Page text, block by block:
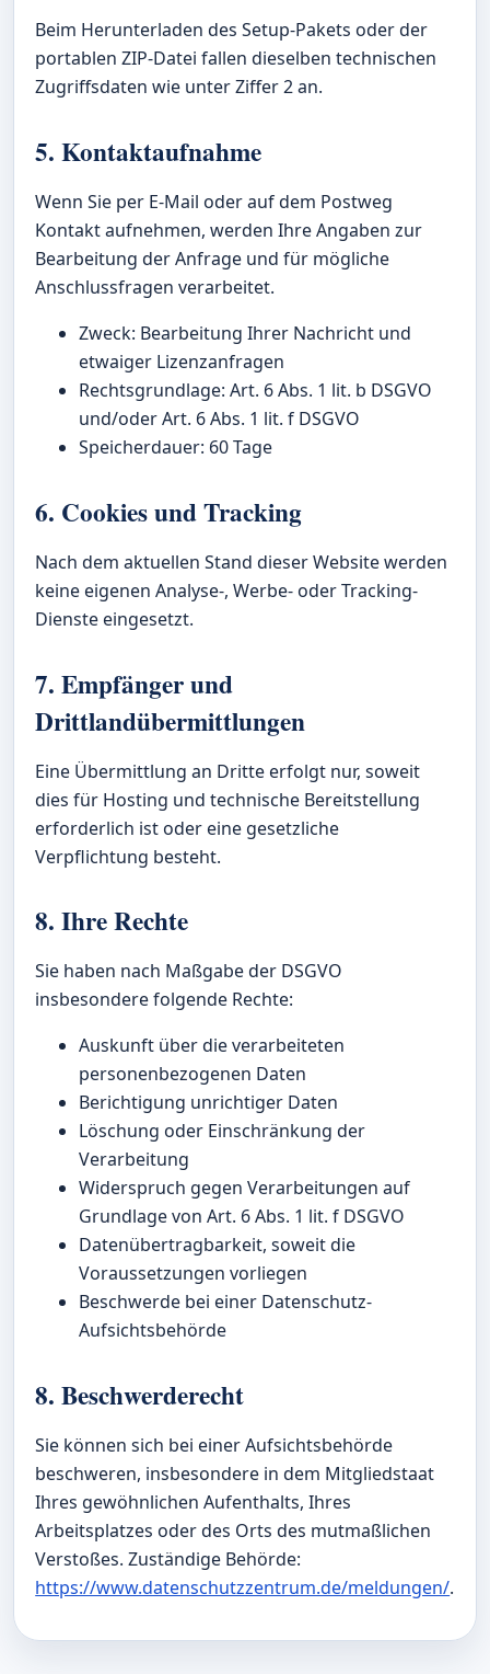
Beim Herunterladen des Setup-Pakets oder der
portablen ZIP-Datei fallen dieselben technischen
Zugriffsdaten wie unter Ziffer 2 an.
5. Kontaktaufnahme
Wenn Sie per E-Mail oder auf dem Postweg
Kontakt aufnehmen, werden Ihre Angaben zur
Bearbeitung der Anfrage und für mögliche
Anschlussfragen verarbeitet.
Zweck: Bearbeitung Ihrer Nachricht und
etwaiger Lizenzanfragen
Rechtsgrundlage: Art. 6 Abs. 1 lit. b DSGVO
und/oder Art. 6 Abs. 1 lit. f DSGVO
Speicherdauer: 60 Tage
6. Cookies und Tracking
Nach dem aktuellen Stand dieser Website werden
keine eigenen Analyse-, Werbe- oder Tracking-
Dienste eingesetzt.
7. Empfänger und
Drittlandübermittlungen
Eine Übermittlung an Dritte erfolgt nur, soweit
dies für Hosting und technische Bereitstellung
erforderlich ist oder eine gesetzliche
Verpflichtung besteht.
8. Ihre Rechte
Sie haben nach Maßgabe der DSGVO
insbesondere folgende Rechte:
Auskunft über die verarbeiteten
personenbezogenen Daten
Berichtigung unrichtiger Daten
Löschung oder Einschränkung der
Verarbeitung
Widerspruch gegen Verarbeitungen auf
Grundlage von Art. 6 Abs. 1 lit. f DSGVO
Datenübertragbarkeit, soweit die
Voraussetzungen vorliegen
Beschwerde bei einer Datenschutz-
Aufsichtsbehörde
8. Beschwerderecht
Sie können sich bei einer Aufsichtsbehörde
beschweren, insbesondere in dem Mitgliedstaat
Ihres gewöhnlichen Aufenthalts, Ihres
Arbeitsplatzes oder des Orts des mutmaßlichen
Verstoßes. Zuständige Behörde:
https://www.datenschutzzentrum.de/meldungen/.